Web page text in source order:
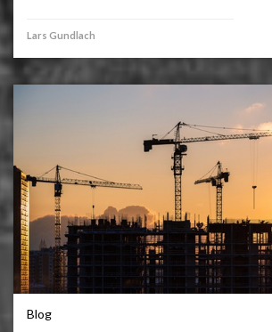
Lars Gundlach
Blog